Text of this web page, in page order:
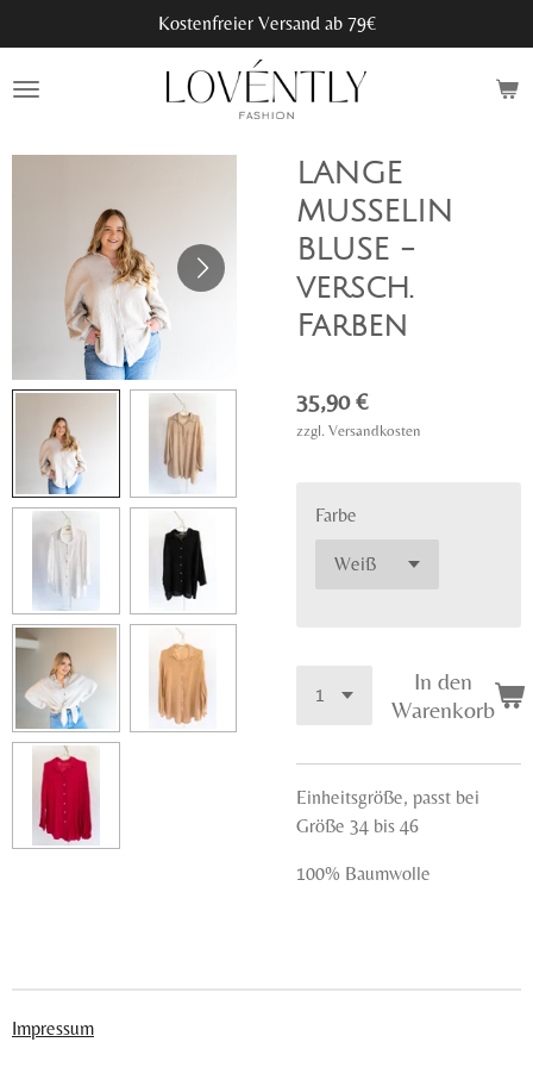
Hauptinhalt
springen
Kostenfreier Versand ab 79€
LANGE
MUSSELIN
BLUSE -
versch.
Farben
35,90 €
zzgl. Versandkosten
Farbe
In den
Warenkorb
Einheitsgröße, passt bei
Größe 34 bis 46
100% Baumwolle
Impressum